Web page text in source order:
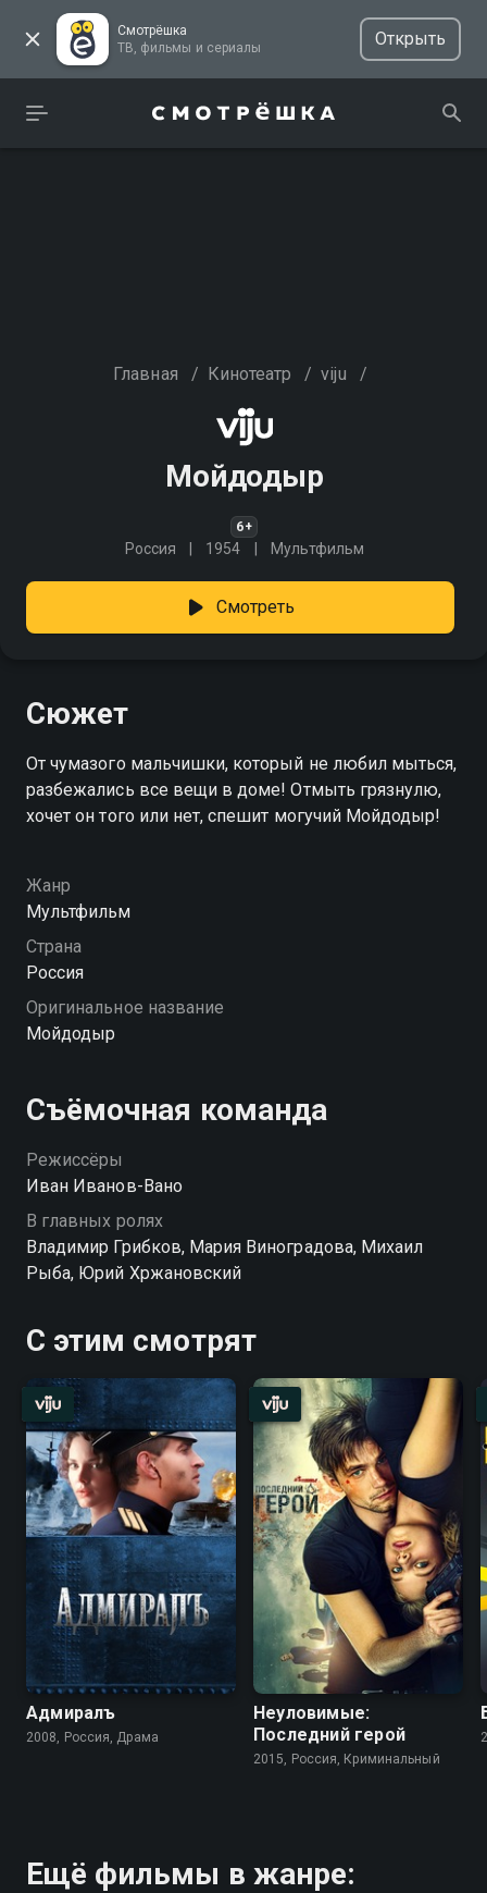
Смотрёшка
ТВ, фильмы и сериалы
Открыть
Главная / Кинотеатр / viju /
Мойдодыр
6+
Россия 1954 Мультфильм
Смотреть
Сюжет
От чумазого мальчишки, который не любил мыться,
разбежались все вещи в доме! Отмыть грязнулю,
хочет он того или нет, спешит могучий Мойдодыр!
Жанр
Мультфильм
Страна
Россия
Оригинальное название
Мойдодыр
Съёмочная команда
Режиссёры
Иван Иванов-Вано
В главных ролях
Владимир Грибков, Мария Виноградова, Михаил
Рыба, Юрий Хржановский
С этим смотрят
Адмиралъ
2008, Россия, Драма
Неуловимые:
Последний герой
2015, Россия, Криминальный
Ещё фильмы в жанре: